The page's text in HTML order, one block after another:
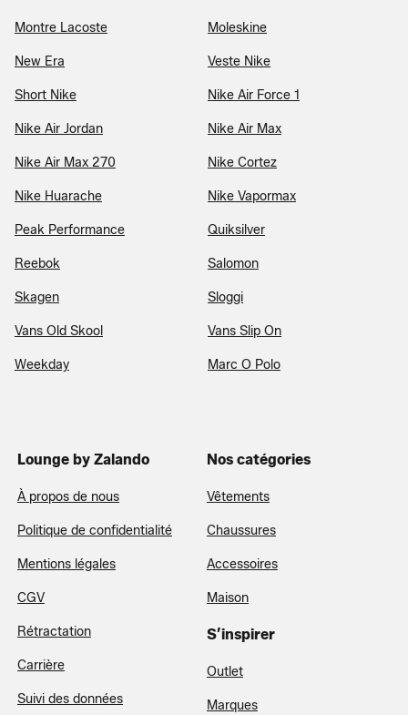
Montre Lacoste Moleskine
New Era Veste Nike
Short Nike Nike Air Force 1
Nike Air Jordan Nike Air Max
Nike Air Max 270 Nike Cortez
Nike Huarache Nike Vapormax
Peak Performance Quiksilver
Reebok Salomon
Skagen Sloggi
Vans Old Skool Vans Slip On
Weekday Marc O Polo
Lounge by Zalando
À propos de nous
Politique de confidentialité
Mentions légales
CGV
Rétractation
Carrière
Suivi des données
Nos catégories
Vêtements
Chaussures
Accessoires
Maison
S’inspirer
Outlet
Marques